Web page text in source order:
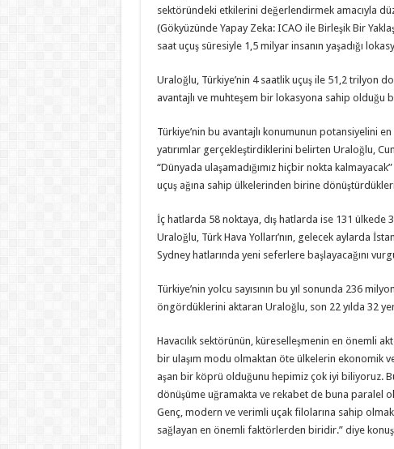
sektöründeki etkilerini değerlendirmek amacıyla
(Gökyüzünde Yapay Zeka: ICAO ile Birleşik Bir
saat uçuş süresiyle 1,5 milyar insanın yaşadığı
Uraloğlu, Türkiye’nin 4 saatlik uçuş ile 51,2 trilyon
avantajlı ve muhteşem bir lokasyona sahip olduğu
Türkiye’nin bu avantajlı konumunun potansiyelini
yatırımlar gerçekleştirdiklerini belirten Uraloğlu,
“Dünyada ulaşamadığımız hiçbir nokta
uçuş ağına sahip ülkelerinden birine
İç hatlarda 58 noktaya, dış hatlarda ise 131 ülkede
Uraloğlu, Türk Hava Yolları’nın, gelecek aylarda
Sydney hatlarında yeni seferlere başlayacağını
Türkiye’nin yolcu sayısının bu yıl sonunda 236
öngördüklerini aktaran Uraloğlu, son 22 yılda 32
Havacılık sektörünün, küreselleşmenin en önemli
bir ulaşım modu olmaktan öte ülkelerin ekonomik
aşan bir köprü olduğunu hepimiz çok iyi biliyoruz.
dönüşüme uğramakta ve rekabet de buna paralel
Genç, modern ve verimli uçak filolarına sahip
sağlayan en önemli faktörlerden biridir.” diye